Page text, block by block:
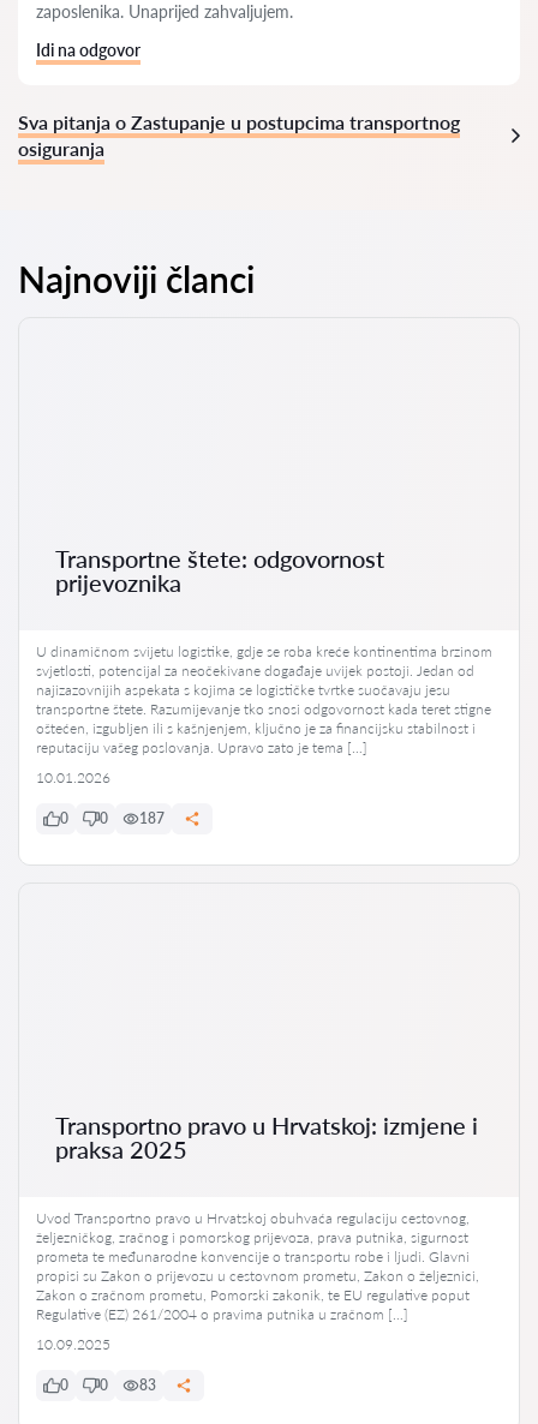
zaposlenika. Unaprijed zahvaljujem.
Idi na odgovor
Sva pitanja o Zastupanje u postupcima transportnog
osiguranja
Najnoviji članci
Transportne štete: odgovornost
prijevoznika
U dinamičnom svijetu logistike, gdje se roba kreće kontinentima brzinom
svjetlosti, potencijal za neočekivane događaje uvijek postoji. Jedan od
najizazovnijih aspekata s kojima se logističke tvrtke suočavaju jesu
transportne štete. Razumijevanje tko snosi odgovornost kada teret stigne
oštećen, izgubljen ili s kašnjenjem, ključno je za financijsku stabilnost i
reputaciju vašeg poslovanja. Upravo zato je tema […]
10.01.2026
0 0 187
Transportno pravo u Hrvatskoj: izmjene i
praksa 2025
Uvod Transportno pravo u Hrvatskoj obuhvaća regulaciju cestovnog,
željezničkog, zračnog i pomorskog prijevoza, prava putnika, sigurnost
prometa te međunarodne konvencije o transportu robe i ljudi. Glavni
propisi su Zakon o prijevozu u cestovnom prometu, Zakon o željeznici,
Zakon o zračnom prometu, Pomorski zakonik, te EU regulative poput
Regulative (EZ) 261/2004 o pravima putnika u zračnom […]
10.09.2025
0 0 83